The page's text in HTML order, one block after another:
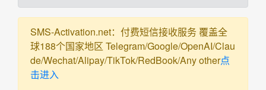
SMS-Activation.net：付费短信接收服务 覆盖全
球188个国家地区 Telegram/Google/OpenAI/Clau
de/Wechat/Alipay/TikTok/RedBook/Any other点
击进入